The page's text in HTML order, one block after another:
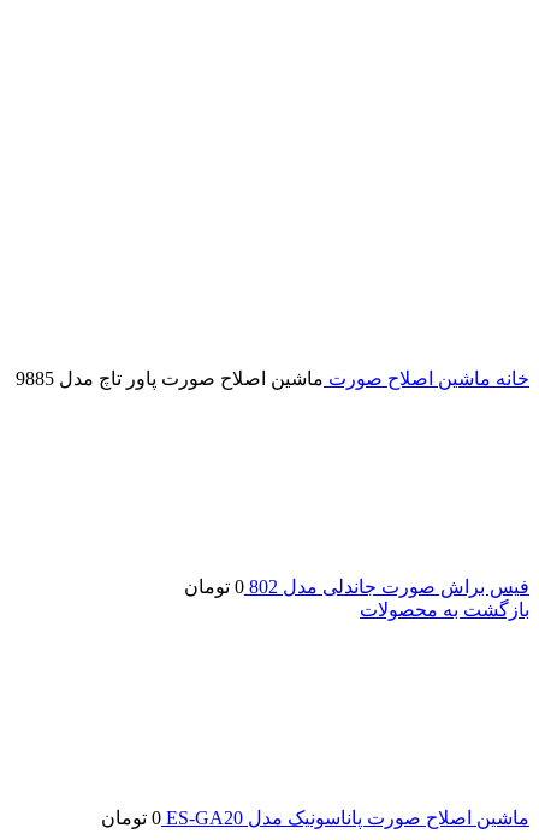
خانه ماشین اصلاح صورت ماشین اصلاح صورت پاور تاچ مدل 9885
فیس براش صورت جاندلی مدل 802 0 تومان
بازگشت به محصولات
ماشین اصلاح صورت پاناسونیک مدل ES-GA20 0 تومان